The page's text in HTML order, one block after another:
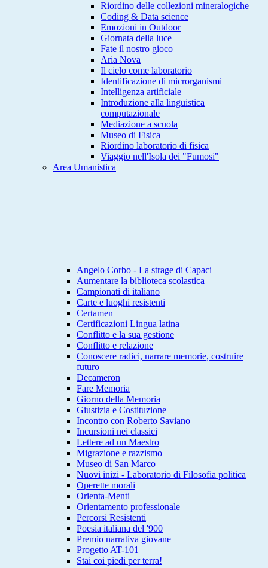
Riordino delle collezioni mineralogiche
Coding & Data science
Emozioni in Outdoor
Giornata della luce
Fate il nostro gioco
Aria Nova
Il cielo come laboratorio
Identificazione di microrganismi
Intelligenza artificiale
Introduzione alla linguistica
computazionale
Mediazione a scuola
Museo di Fisica
Riordino laboratorio di fisica
Viaggio nell'Isola dei "Fumosi"
Area Umanistica
Angelo Corbo - La strage di Capaci
Aumentare la biblioteca scolastica
Campionati di italiano
Carte e luoghi resistenti
Certamen
Certificazioni Lingua latina
Conflitto e la sua gestione
Conflitto e relazione
Conoscere radici, narrare memorie, costruire
futuro
Decameron
Fare Memoria
Giorno della Memoria
Giustizia e Costituzione
Incontro con Roberto Saviano
Incursioni nei classici
Lettere ad un Maestro
Migrazione e razzismo
Museo di San Marco
Nuovi inizi - Laboratorio di Filosofia politica
Operette morali
Orienta-Menti
Orientamento professionale
Percorsi Resistenti
Poesia italiana del '900
Premio narrativa giovane
Progetto AT-101
Stai coi piedi per terra!